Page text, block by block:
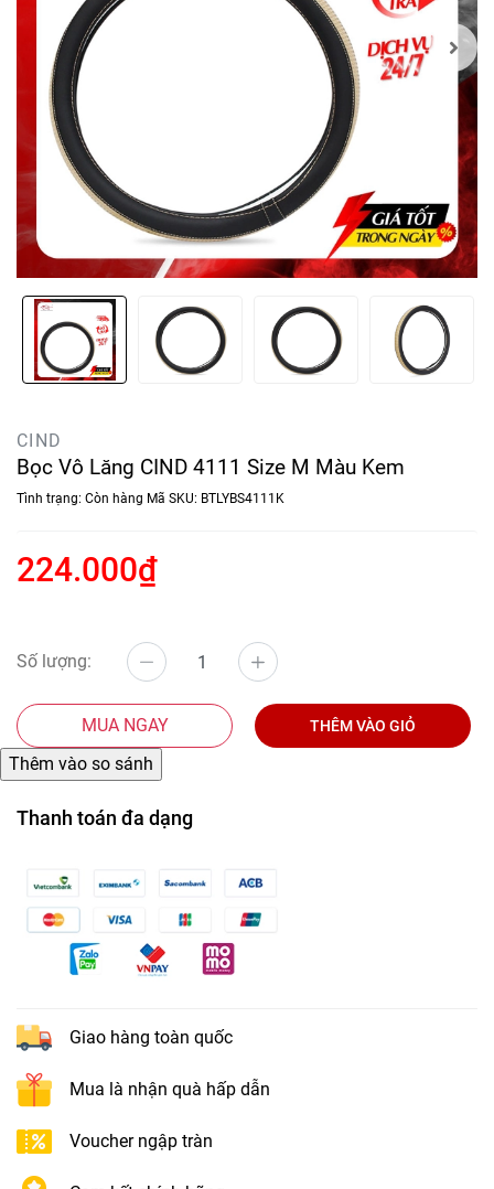
CIND
Bọc Vô Lăng CIND 4111 Size M Màu Kem
Tình trạng: Còn hàng Mã SKU: BTLYBS4111K
224.000₫
Số lượng:
MUA NGAY THÊM VÀO GIỎ
Thanh toán đa dạng
Giao hàng toàn quốc
Mua là nhận quà hấp dẫn
Voucher ngập tràn